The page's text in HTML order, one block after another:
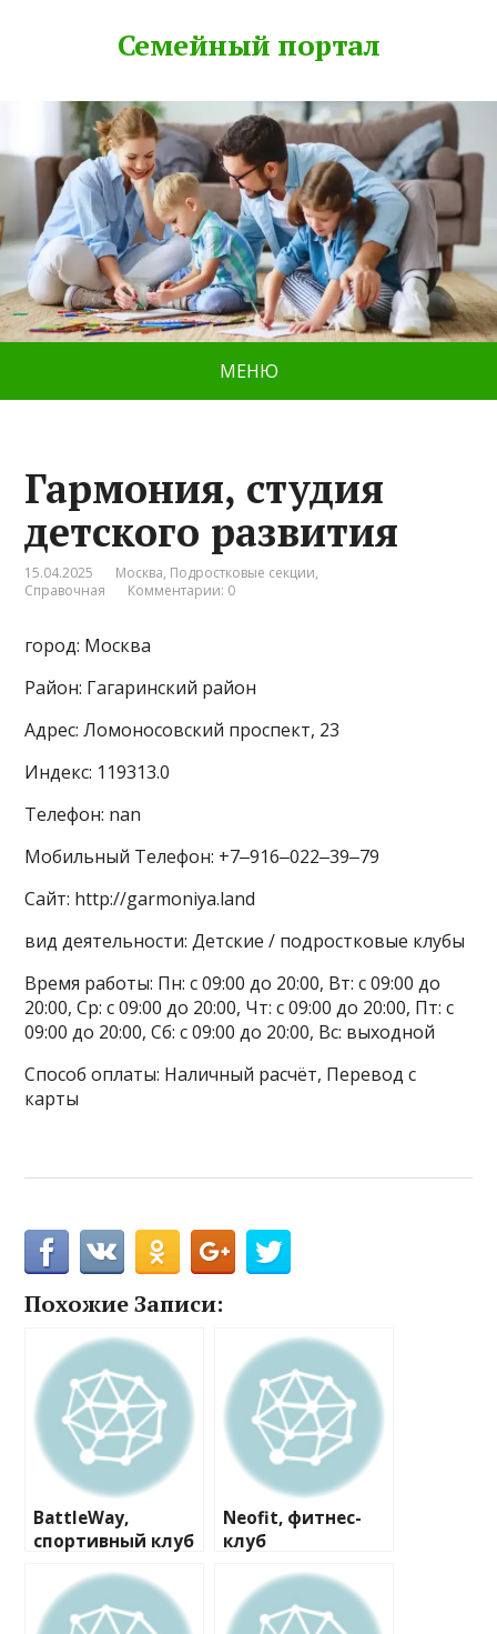
Семейный портал
МЕНЮ
Гармония, студия
детского развития
15.04.2025 Москва, Подростковые секции,
Справочная
Комментарии: 0
город: Москва
Район: Гагаринский район
Адрес: Ломоносовский проспект, 23
Индекс: 119313.0
Телефон: nan
Мобильный Телефон: +7‒916‒022‒39‒79
Сайт: http://garmoniya.land
вид деятельности: Детские / подростковые клубы
Время работы: Пн: с 09:00 до 20:00, Вт: с 09:00 до
20:00, Ср: с 09:00 до 20:00, Чт: с 09:00 до 20:00, Пт: с
09:00 до 20:00, Сб: с 09:00 до 20:00, Вс: выходной
Способ оплаты: Наличный расчёт, Перевод с
карты
Похожие Записи:
BattleWay,
спортивный клуб
Neofit, фитнес-
клуб